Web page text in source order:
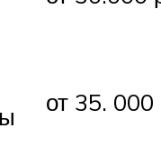
от 35. 000